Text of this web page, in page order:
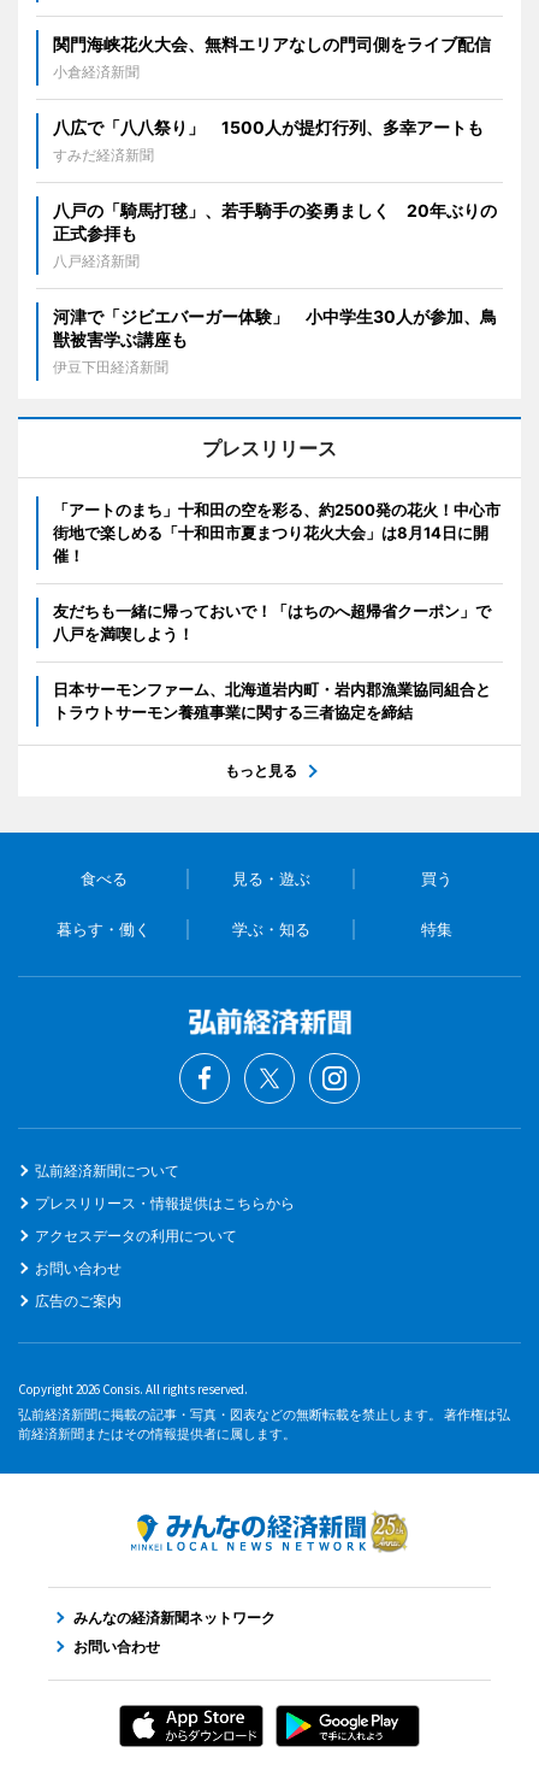
関門海峡花火大会、無料エリアなしの門司側をライブ配信
小倉経済新聞
八広で「八八祭り」 1500人が提灯行列、多幸アートも
すみだ経済新聞
八戸の「騎馬打毬」、若手騎手の姿勇ましく 20年ぶりの
正式参拝も
八戸経済新聞
河津で「ジビエバーガー体験」 小中学生30人が参加、鳥
獣被害学ぶ講座も
伊豆下田経済新聞
プレスリリース
「アートのまち」十和田の空を彩る、約2500発の花火！中心市
街地で楽しめる「十和田市夏まつり花火大会」は8月14日に開
催！
友だちも一緒に帰っておいで！「はちのへ超帰省クーポン」で
八戸を満喫しよう！
日本サーモンファーム、北海道岩内町・岩内郡漁業協同組合と
トラウトサーモン養殖事業に関する三者協定を締結
もっと見る
食べる 見る・遊ぶ 買う
暮らす・働く 学ぶ・知る 特集
弘前経済新聞について
プレスリリース・情報提供はこちらから
アクセスデータの利用について
お問い合わせ
広告のご案内
Copyright 2026 Consis. All rights reserved.
弘前経済新聞に掲載の記事・写真・図表などの無断転載を禁止します。 著作権は弘
前経済新聞またはその情報提供者に属します。
みんなの経済新聞ネットワーク
お問い合わせ